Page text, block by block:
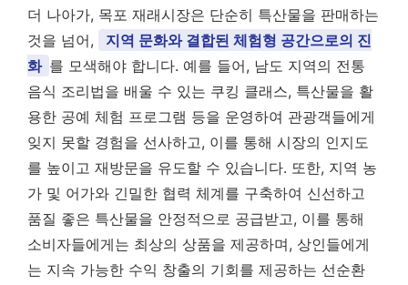
더 나아가, 목포 재래시장은 단순히 특산물을 판매하는
것을 넘어,
지역 문화와 결합된 체험형 공간으로의 진
화 를 모색해야 합니다. 예를 들어, 남도 지역의 전통
음식 조리법을 배울 수 있는 쿠킹 클래스, 특산물을 활
용한 공예 체험 프로그램 등을 운영하여 관광객들에게
잊지 못할 경험을 선사하고, 이를 통해 시장의 인지도
를 높이고 재방문을 유도할 수 있습니다. 또한, 지역 농
가 및 어가와 긴밀한 협력 체계를 구축하여 신선하고
품질 좋은 특산물을 안정적으로 공급받고, 이를 통해
소비자들에게는 최상의 상품을 제공하며, 상인들에게
는 지속 가능한 수익 창출의 기회를 제공하는 선순환